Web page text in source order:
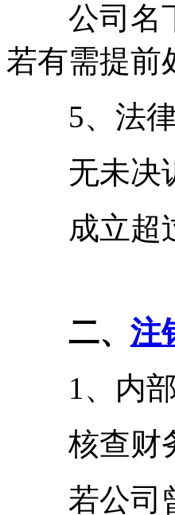
公司名下
若有需提前
5、法律
无未决诉
成立超过
二、 注
1、内部
核查财务
若公司曾